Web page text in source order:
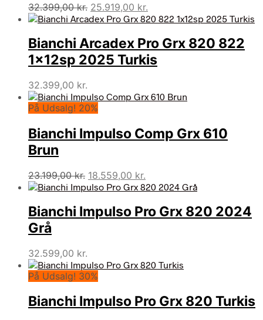
32.399,00kr. Den
oprindelige
var:
32.399,00 kr..
25.919,00 kr.
aktuelle
er:
25.919,00 kr..
Bianchi Arcadex Pro Grx 820 822
1x12sp 2025 Turkis
32.399,00 kr.
På Udsalg! 20%
Bianchi Impulso Comp Grx 610
Brun
23.199,00kr. Den
oprindelige
var:
23.199,00 kr..
18.559,00 kr.
aktuelle
er:
18.559,00 kr..
Bianchi Impulso Pro Grx 820 2024
Grå
32.599,00 kr.
På Udsalg! 30%
Bianchi Impulso Pro Grx 820 Turkis